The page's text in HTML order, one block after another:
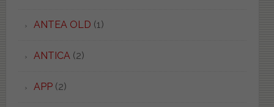
ANTEA OLD (1)
ANTICA (2)
APP(2)